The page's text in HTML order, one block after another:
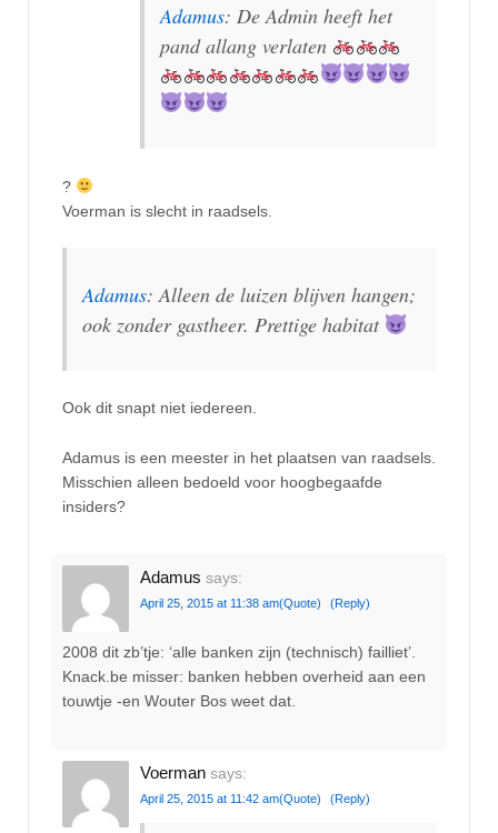
Adamus: De Admin heeft het
pand allang verlaten
?
Voerman is slecht in raadsels.
Adamus: Alleen de luizen blijven hangen;
ook zonder gastheer. Prettige habitat
Ook dit snapt niet iedereen.
Adamus is een meester in het plaatsen van raadsels.
Misschien alleen bedoeld voor hoogbegaafde
insiders?
Adamus says:
April 25, 2015 at 11:38 am(Quote) (Reply)
2008 dit zb’tje: ‘alle banken zijn (technisch) failliet’.
Knack.be misser: banken hebben overheid aan een
touwtje -en Wouter Bos weet dat.
Voerman says:
April 25, 2015 at 11:42 am(Quote) (Reply)